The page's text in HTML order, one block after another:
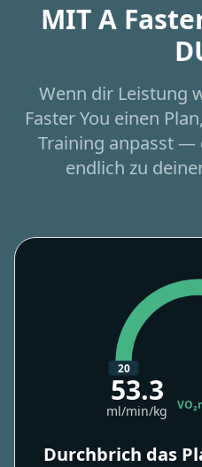
MIT A
Wenn dir Leistung
Faster You einen
Training anpasst —
endlich zu
20
53.3
ml/min/kg
Durchbrich das